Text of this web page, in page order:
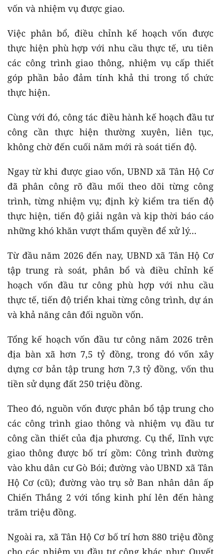
vốn và nhiệm vụ được giao.
Việc phân bổ, điều chỉnh kế hoạch vốn được
thực hiện phù hợp với nhu cầu thực tế, ưu tiên
các công trình giao thông, nhiệm vụ cấp thiết
góp phần bảo đảm tính khả thi trong tổ chức
thực hiện.
Cùng với đó, công tác điều hành kế hoạch đầu tư
công cần thực hiện thường xuyên, liên tục,
không chờ đến cuối năm mới rà soát tiến độ.
Ngay từ khi được giao vốn, UBND xã Tân Hộ Cơ
đã phân công rõ đầu mối theo dõi từng công
trình, từng nhiệm vụ; định kỳ kiểm tra tiến độ
thực hiện, tiến độ giải ngân và kịp thời báo cáo
những khó khăn vượt thẩm quyền để xử lý…
Từ đầu năm 2026 đến nay, UBND xã Tân Hộ Cơ
tập trung rà soát, phân bổ và điều chỉnh kế
hoạch vốn đầu tư công phù hợp với nhu cầu
thực tế, tiến độ triển khai từng công trình, dự án
và khả năng cân đối nguồn vốn.
Tổng kế hoạch vốn đầu tư công năm 2026 trên
địa bàn xã hơn 7,5 tỷ đồng, trong đó vốn xây
dựng cơ bản tập trung hơn 7,3 tỷ đồng, vốn thu
tiền sử dụng đất 250 triệu đồng.
Theo đó, nguồn vốn được phân bổ tập trung cho
các công trình giao thông và nhiệm vụ đầu tư
công cần thiết của địa phương. Cụ thể, lĩnh vực
giao thông được bố trí gồm: Công trình đường
vào khu dân cư Gò Bói; đường vào UBND xã Tân
Hộ Cơ (cũ); đường vào trụ sở Ban nhân dân ấp
Chiến Thắng 2 với tổng kinh phí lên đến hàng
trăm triệu đồng.
Ngoài ra, xã Tân Hộ Cơ bố trí hơn 880 triệu đồng
cho các nhiệm vụ đầu tư công khác như: Quyết